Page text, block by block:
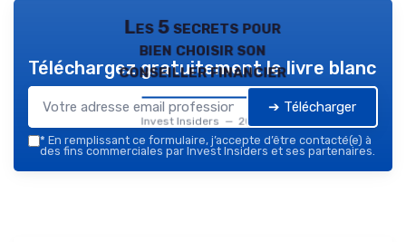
Les 5 secrets pour
bien choisir son
conseiller financier
Invest Insiders — 2026
Téléchargez gratuitement le livre blanc
➔ Télécharger
* En remplissant ce formulaire, j’accepte d’être contacté(e) à
des fins commerciales par Invest Insiders et ses partenaires.